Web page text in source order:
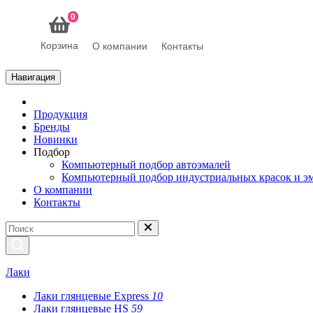
0
Корзина О компании Контакты
Навигация
Продукция
Бренды
Новинки
Подбор
Компьютерный подбор автоэмалей
Компьютерный подбор индустриальных красок и
О компании
Контакты
Лаки
Лаки глянцевые Express 10
Лаки глянцевые HS 59